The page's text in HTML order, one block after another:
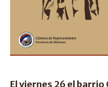
El viernes 26 el barrio